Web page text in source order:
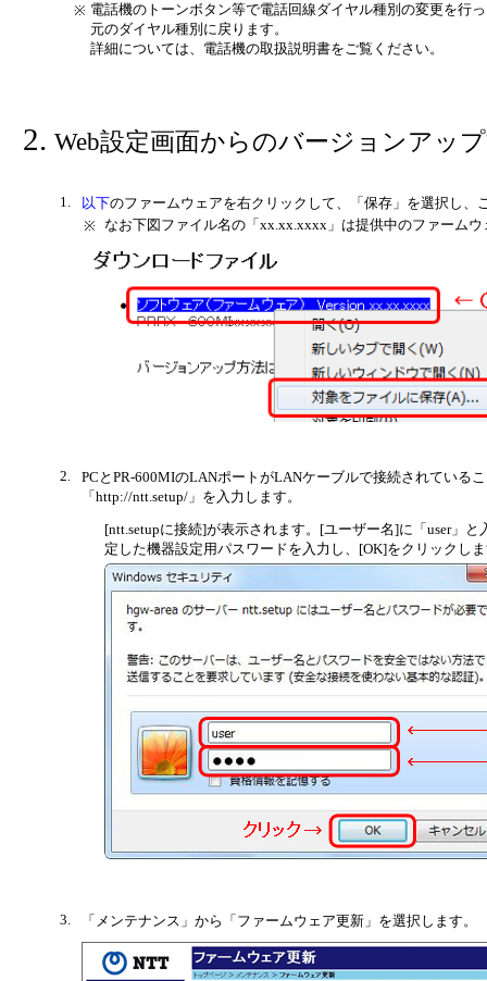
※ 電話機のトーンボタン等で電話回線ダイヤル種別の変更を行
元のダイヤル種別に戻ります。
詳細については、電話機の取扱説明書をご覧ください。
Web設定画面からのバージョンアッ
1. 以下のファームウェアを右クリックして、「保存」を選択し、
※ なお下図ファイル名の「xx.xx.xxxx」は提供中のファーム
2.
PCとPR-600MIのLANポートがLANケーブルで接続されている
「http://ntt.setup/」を入力します。
[ntt.setupに接続]が表示されます。[ユーザー名]に「user」
定した機器設定用パスワードを入力し、[OK]をクリックし
3. 「メンテナンス」から「ファームウェア更新」を選択します。